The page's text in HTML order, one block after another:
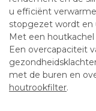
u efficiënt
stopgezet wordt en
Met een
Een overcapaciteit
met de buren en
houtrookfilter.